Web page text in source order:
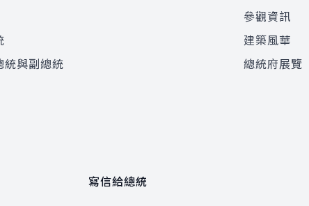
統與副總統
參觀資訊
建築風華
總統府展覽
寫信給總統